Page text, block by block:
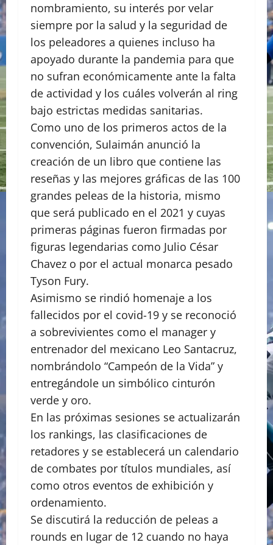
nombramiento, su interés por velar
siempre por la salud y la seguridad de
los peleadores a quienes incluso ha
apoyado durante la pandemia para que
no sufran económicamente ante la falta
de actividad y los cuáles volverán al ring
bajo estrictas medidas sanitarias.
Como uno de los primeros actos de la
convención, Sulaimán anunció la
creación de un libro que contiene las
reseñas y las mejores gráficas de las 100
grandes peleas de la historia, mismo
que será publicado en el 2021 y cuyas
primeras páginas fueron firmadas por
figuras legendarias como Julio César
Chavez o por el actual monarca pesado
Tyson Fury.
Asimismo se rindió homenaje a los
fallecidos por el covid-19 y se reconoció
a sobrevivientes como el manager y
entrenador del mexicano Leo Santacruz,
nombrándolo “Campeón de la Vida” y
entregándole un simbólico cinturón
verde y oro.
En las próximas sesiones se actualizarán
los rankings, las clasificaciones de
retadores y se establecerá un calendario
de combates por títulos mundiales, así
como otros eventos de exhibición y
ordenamiento.
Se discutirá la reducción de peleas a
rounds en lugar de 12 cuando no haya